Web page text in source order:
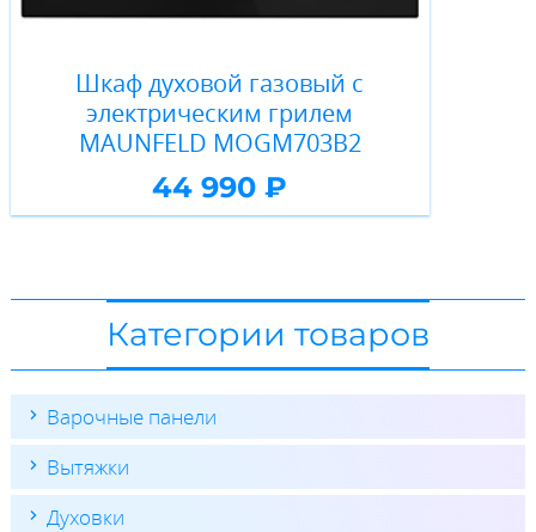
Шкаф духовой газовый с
электрическим грилем
MAUNFELD MOGM703B2
44 990 ₽
Категории товаров
Варочные панели
Вытяжки
Духовки